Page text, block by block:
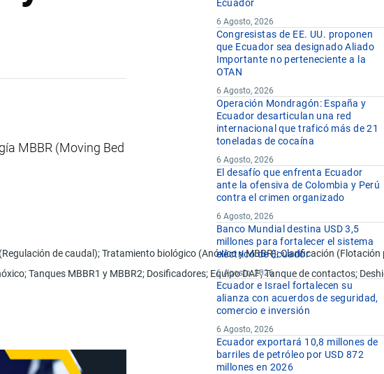
MBBR (Moving Bed
de caudal); Tratamiento biológico (Anóxico y MBBR); Clarificación
Tanques MBBR1 y MBBR2; Dosificadores; Equipo DAF; Tanque de contactos;
Ecuador
6 Agosto, 2026
Congresistas de EE. UU. proponen
que Ecuador sea designado Aliado
Importante no perteneciente a la
OTAN
6 Agosto, 2026
Operación Mondragón: España y
Ecuador desarticulan una red
internacional que traficó más de 21
toneladas de cocaína
6 Agosto, 2026
El desafío que enfrenta Ecuador
ante la ofensiva de Colombia y Perú
contra el crimen organizado
6 Agosto, 2026
Banco Mundial destina USD 3,5
millones para fortalecer el sistema
eléctrico de Ecuador
6 Agosto, 2026
Ecuador e Israel fortalecen su
alianza con acuerdos de seguridad,
comercio e inversión
6 Agosto, 2026
Ecuador exportará 10,8 millones de
barriles de petróleo por USD 872
millones en 2026